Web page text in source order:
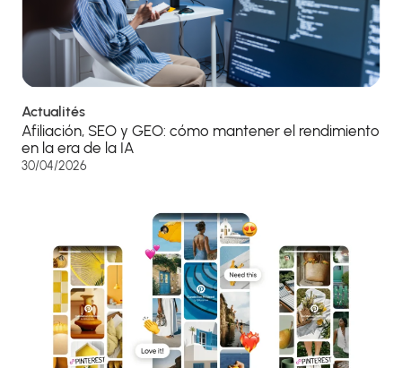
Actualités
Afiliación, SEO y GEO: cómo mantener el rendimiento
en la era de la IA
30/04/2026